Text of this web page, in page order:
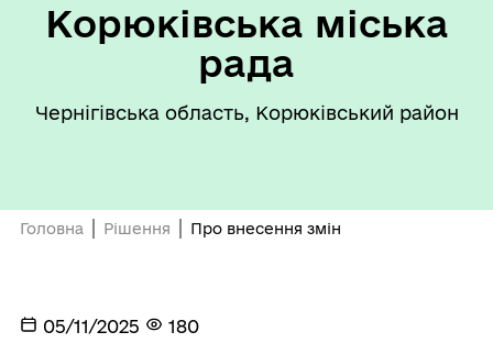
Корюківська міська
рада
Чернігівська область, Корюківський район
Головна Рішення Про внесення змін
05/11/2025 180